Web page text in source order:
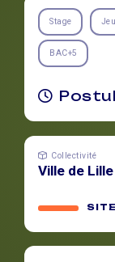
Stage
BAC+5
Collectivité
Ville de Lille